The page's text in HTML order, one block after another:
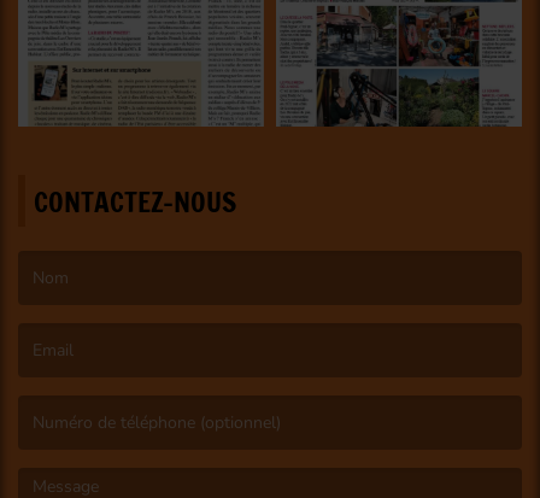
CONTACTEZ-NOUS